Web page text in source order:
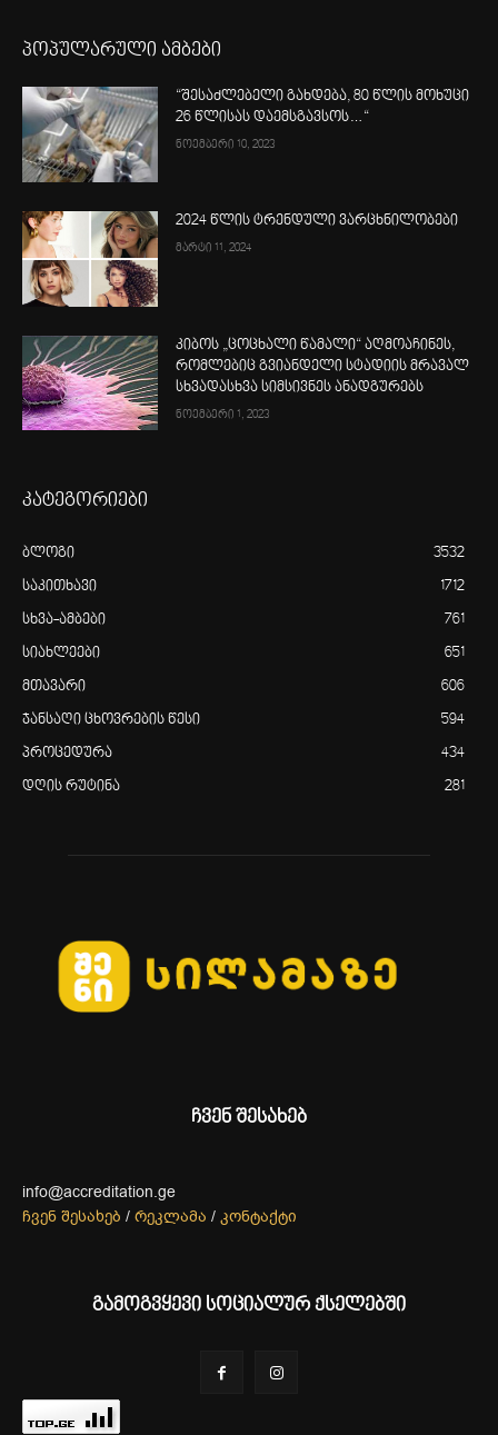
პოპულარული ამბები
“შესაძლებელი გახდება, 80 წლის მოხუცი
26 წლისას დაემსგავსოს…“
ნოემბერი 10, 2023
2024 წლის ტრენდული ვარცხნილობები
მარტი 11, 2024
კიბოს „ცოცხალი წამალი“ აღმოაჩინეს,
რომლებიც გვიანდელი სტადიის მრავალ
სხვადასხვა სიმსივნეს ანადგურებს
ნოემბერი 1, 2023
კატეგორიები
ბლოგი 3532
საკითხავი 1712
სხვა-ამბები 761
სიახლეები 651
მთავარი 606
ჯანსაღი ცხოვრების წესი 594
პროცედურა 434
დღის რუტინა 281
ჩვენ შესახებ
info@accreditation.ge
ჩვენ შესახებ / რეკლამა / კონტაქტი
გამოგვყევი სოციალურ ქსელებში